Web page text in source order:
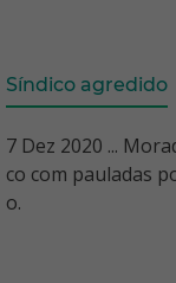
Síndico agredido
7 Dez 2020 ...
co com pauladas
o.